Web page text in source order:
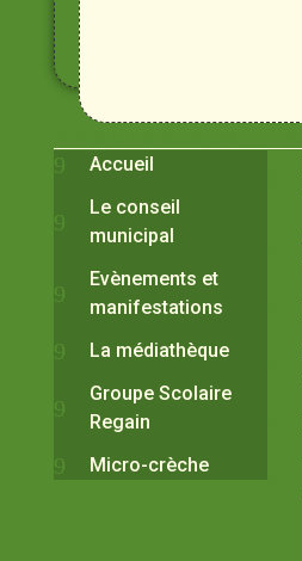
Alpilles
et
Durance
Accueil
Le conseil
municipal
Evènements et
manifestations
La médiathèque
Groupe Scolaire
Regain
Micro-crèche